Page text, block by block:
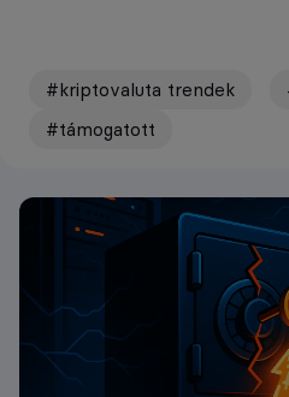
#kriptovaluta trendek
#támogatott